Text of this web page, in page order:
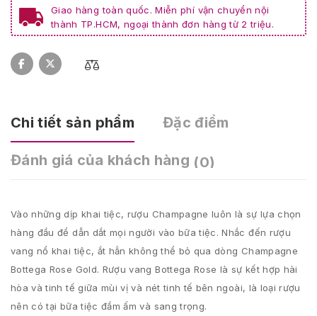
Giao hàng toàn quốc. Miễn phí vận chuyển nội
thành TP.HCM, ngoại thành đơn hàng từ 2 triệu.
Chi tiết sản phẩm Đặc điểm
Đánh giá của khách hàng (0)
Vào những dịp khai tiệc, rượu Champagne luôn là sự lựa chọn
hàng đầu để dẫn dắt mọi người vào bữa tiệc. Nhắc đến rượu
vang nổ khai tiệc, ắt hẳn không thể bỏ qua dòng Champagne
Bottega Rose Gold. Rượu vang Bottega Rose là sự kết hợp hài
hòa và tinh tế giữa mùi vị và nét tinh tế bên ngoài, là loại rượu
nên có tại bữa tiệc đầm ấm và sang trọng.